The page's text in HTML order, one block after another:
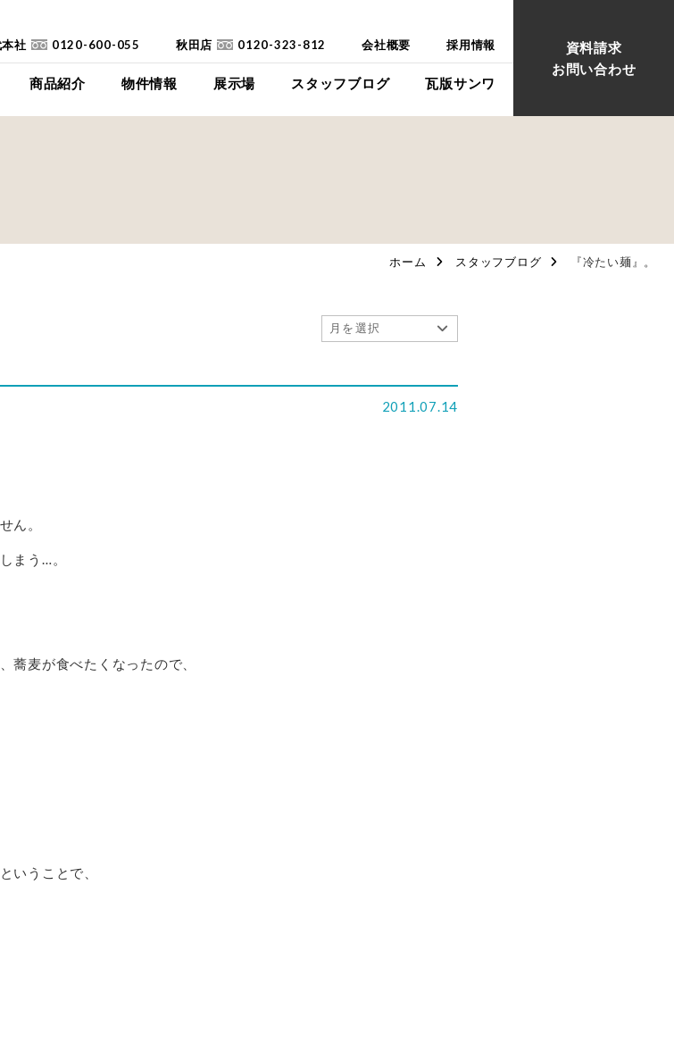
商品紹介
イイイエ
物件情報 展示場
下瀬平屋モデルハウス
スタッフブログ 瓦版サンワ
会社概要 採用情報
社 0120-600-055 秋田店 0120-323-812
資料請求
お問い合わせ
ホーム スタッフブログ 『冷たい麺』。
2011.07.14
ん。
まう…。
蕎麦が食べたくなったので、
いうことで、